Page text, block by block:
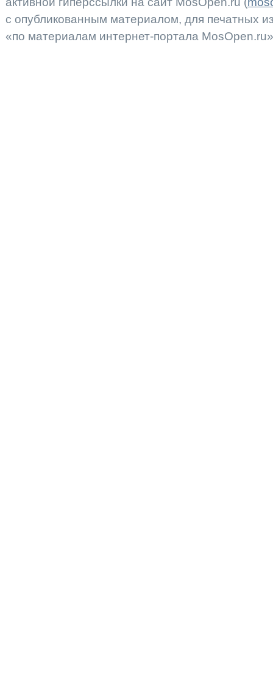
с опубликованным материалом, для печатных
«по материалам интернет-портала